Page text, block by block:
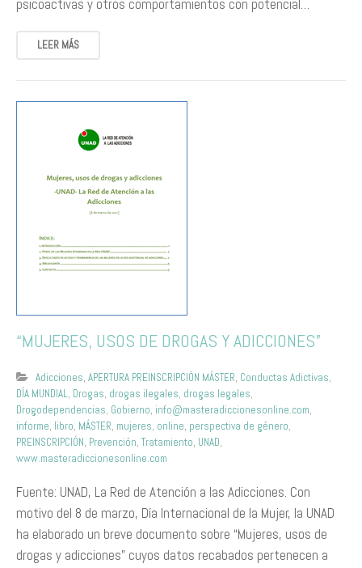
psicoactivas y otros comportamientos con potencial…
LEER MÁS
“MUJERES, USOS DE DROGAS Y ADICCIONES”
Adicciones, APERTURA PREINSCRIPCIÓN MÁSTER, Conductas Adictivas,
DÍA MUNDIAL, Drogas, drogas ilegales, drogas legales,
Drogodependencias, Gobierno, info@masteradiccionesonline.com,
informe, libro, MÁSTER, mujeres, online, perspectiva de género,
PREINSCRIPCIÓN, Prevención, Tratamiento, UNAD,
www.masteradiccionesonline.com
Fuente: UNAD, La Red de Atención a las Adicciones. Con
motivo del 8 de marzo, Día Internacional de la Mujer, la UNAD
ha elaborado un breve documento sobre “Mujeres, usos de
drogas y adicciones” cuyos datos recabados pertenecen a